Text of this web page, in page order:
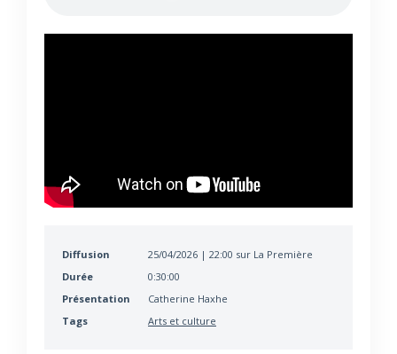
Diffusion
25/04/2026 | 22:00 sur La Première
Durée
0:30:00
Présentation
Catherine Haxhe
Tags
Arts et culture